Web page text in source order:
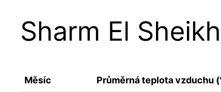
Sharm El Sheikh
Měsíc Průměrná teplota vzduchu